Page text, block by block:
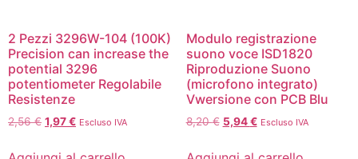
2 Pezzi 3296W-104 (100K)
Precision can increase the
potential 3296
potentiometer Regolabile
Resistenze
2,56€ 1,97€ Escluso IVA
Modulo registrazione
suono voce ISD1820
Riproduzione Suono
(microfono integrato)
Vwersione con PCB Blu
8,20€ 5,94€ Escluso IVA